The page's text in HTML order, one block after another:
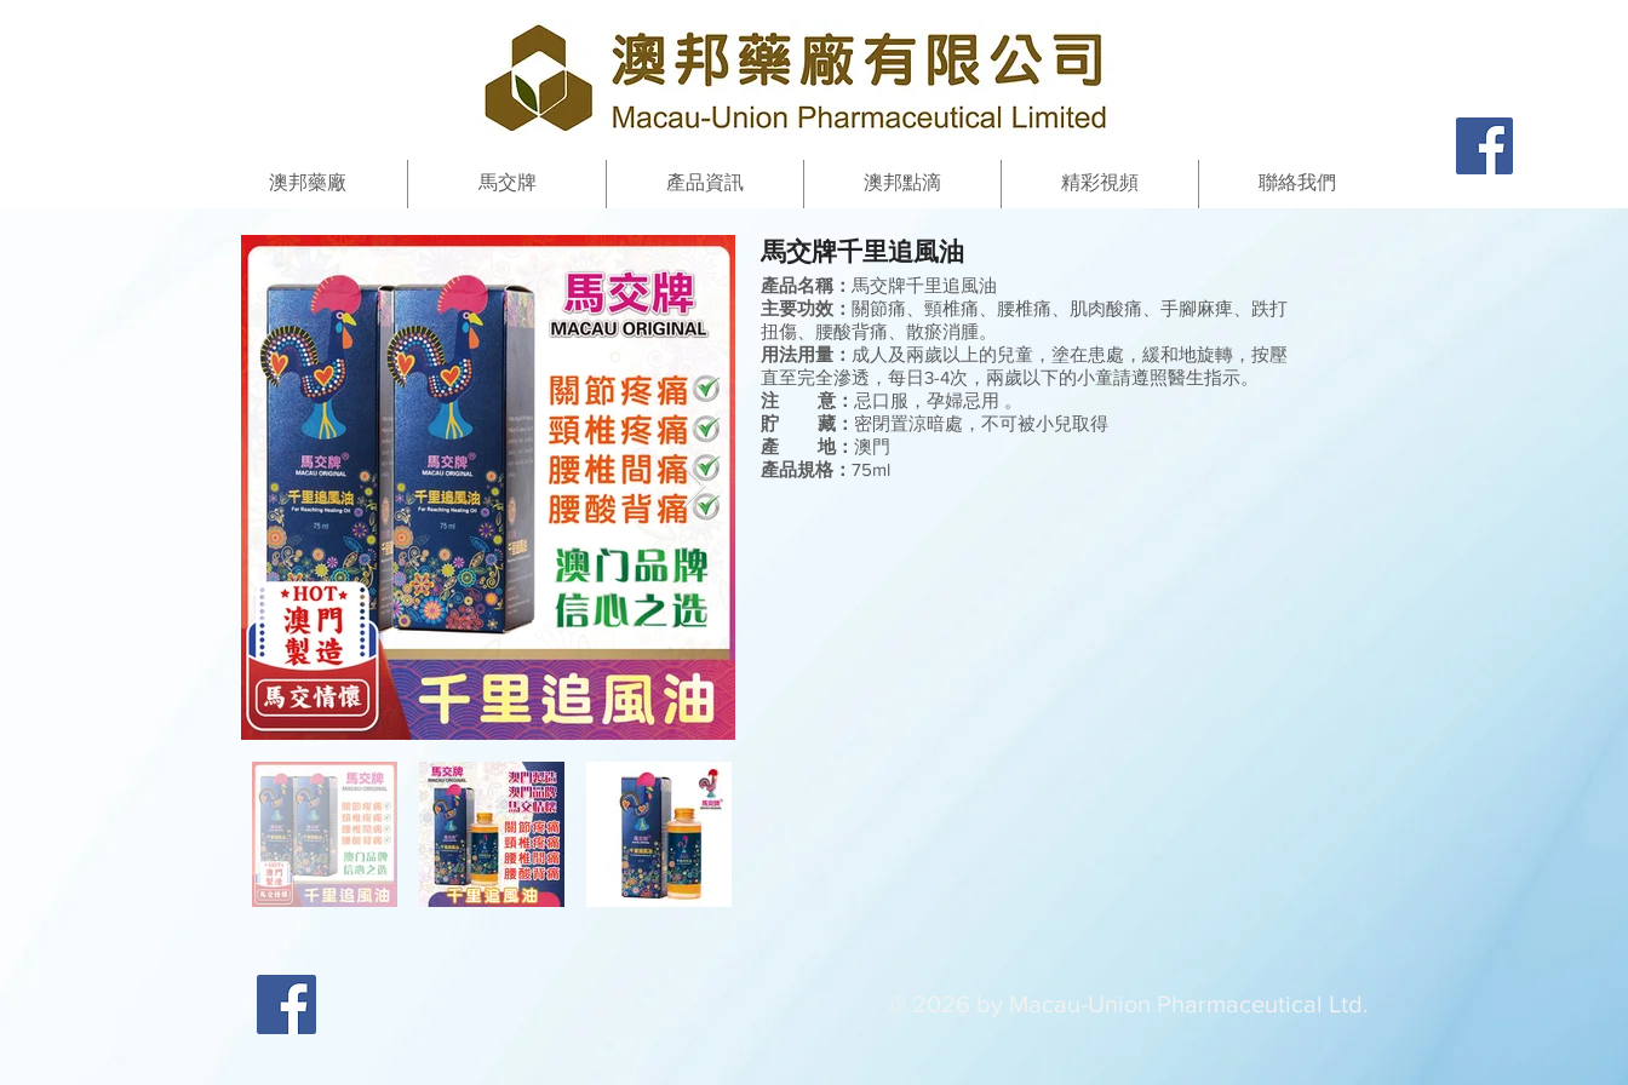
澳邦藥廠 馬交牌 產品資訊 澳邦點滴 精彩視頻 聯絡我們
馬交牌千里追風油
產品名稱： 馬交牌千里追風油
主要功效： 關節痛、頸椎痛、腰椎痛、肌肉酸痛、手腳麻痺、跌打
扭傷、腰酸背痛、散瘀消腫。
用法用量： 成人及兩歲以上的兒童，塗在患處，緩和地旋轉，按壓
直至完全滲透，每日3-4次，兩歲以下的小童請遵照醫生指示。
注 意： 忌口服，孕婦忌用 。
貯 藏： 密閉置涼暗處，不可被小兒取得
產 地： 澳門
產品規格： 75ml
© 2026 by Macau-Union Pharmaceutical Ltd.